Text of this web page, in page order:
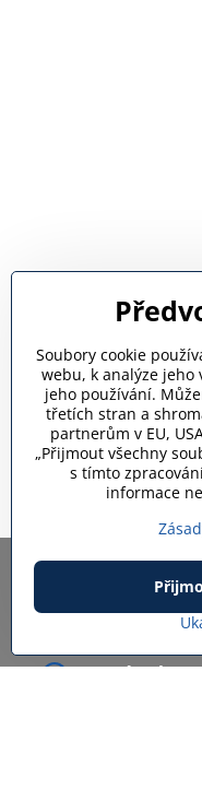
RS models -
Nové pole
Soubory cookie
webu, k analýze jeho
jeho používání.
třetích stran a
partnerům v EU,
„Přijmout všechny
s tímto
informace